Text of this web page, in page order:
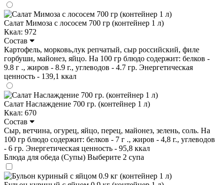
Салат Мимоза с лососем 700 гр (контейнер 1 л)
Ккал: 972
Состав
Картофель, морковь,лук репчатый, сыр российский, филе
горбуши, майонез, яйцо. На 100 гр блюдо содержит: белков -
9.8 г ., жиров - 8.9 г., углеводов - 4.7 гр. Энергетическая
ценность - 139,1 ккал
Салат Наслаждение 700 гр. (контейнер 1 л)
Ккал: 670
Состав
Сыр, ветчина, огурец, яйцо, перец, майонез, зелень, соль. На
100 гр блюдо содержит: белков - 7 г ., жиров - 4,8 г., углеводов
- 6 гр. Энергетическая ценность - 95,8 ккал
Блюда для обеда (Супы) Выберите 2 супа